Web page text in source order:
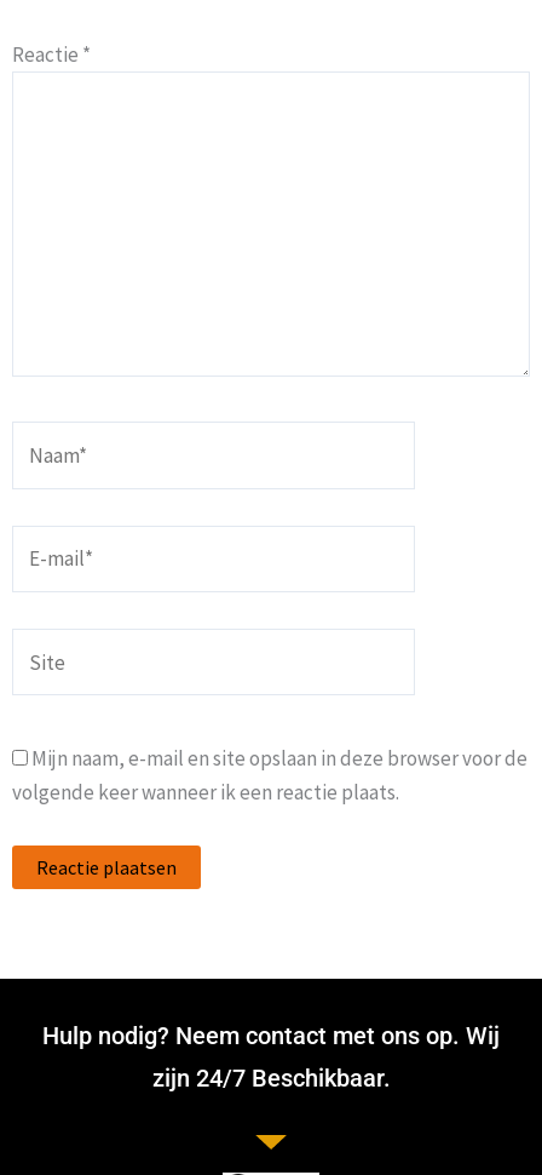
Reactie *
mail*
Mijn naam, e-mail en site opslaan in deze browser voor de
volgende keer wanneer ik een reactie plaats.
Hulp nodig? Neem contact met ons op. Wij
zijn 24/7 Beschikbaar.